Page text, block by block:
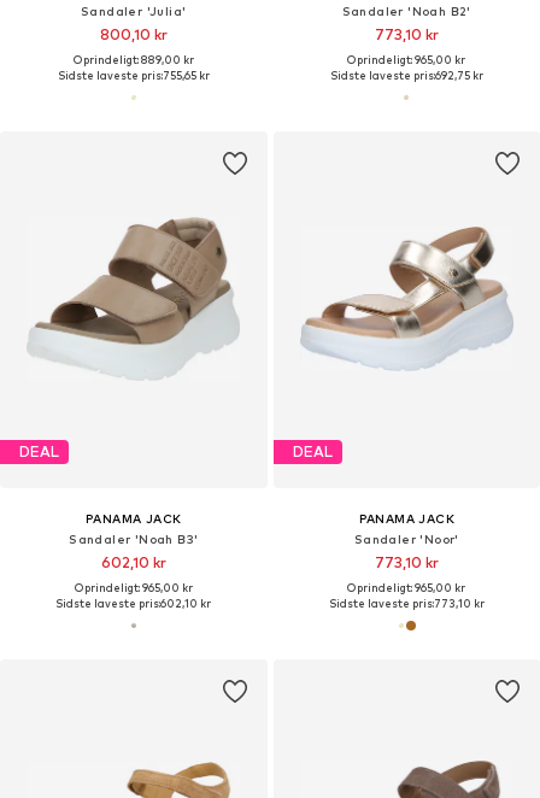
Sandaler 'Julia'
800,10 kr
Oprindeligt: 889,00 kr
Sidste laveste pris:755,65 kr
Sandaler 'Noah B2'
773,10 kr
Oprindeligt: 965,00 kr
Sidste laveste pris:692,75 kr
DEAL
PANAMA JACK
Sandaler 'Noah B3'
602,10 kr
Oprindeligt: 965,00 kr
Sidste laveste pris:602,10 kr
DEAL
PANAMA JACK
Sandaler 'Noor'
773,10 kr
Oprindeligt: 965,00 kr
Sidste laveste pris:773,10 kr